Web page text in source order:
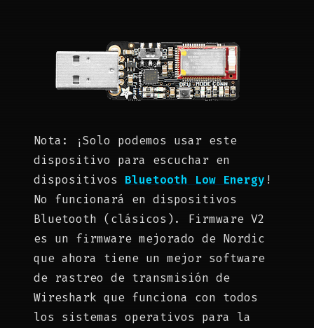
Nota: ¡Solo podemos usar este
dispositivo para escuchar en
dispositivos Bluetooth Low Energy !
No funcionará en dispositivos
Bluetooth (clásicos). Firmware V2
es un firmware mejorado de Nordic
que ahora tiene un mejor software
de rastreo de transmisión de
Wireshark que funciona con todos
los sistemas operativos para la